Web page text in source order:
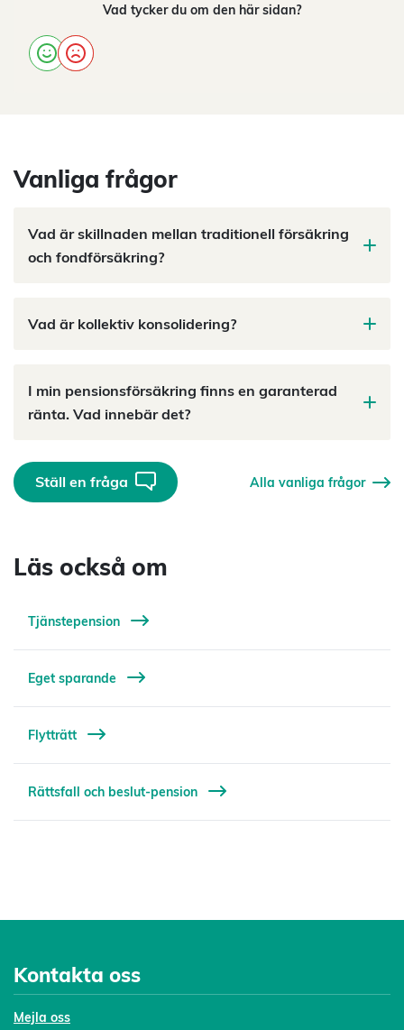
Vad tycker du om den här sidan?
Vanliga frågor
Vad är skillnaden mellan traditionell försäkring
och fondförsäkring?
Vad är kollektiv konsolidering?
I min pensionsförsäkring finns en garanterad
ränta. Vad innebär det?
Ställ en fråga Alla vanliga frågor
Läs också om
Tjänstepension
Eget sparande
Flytträtt
Rättsfall och beslut-pension
Kontakta oss
Mejla oss